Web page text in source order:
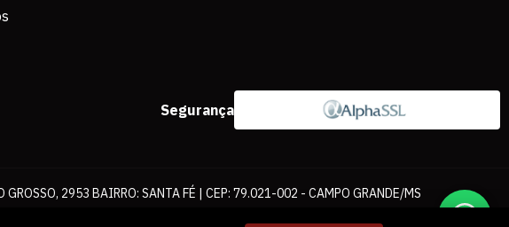
Segurança
2953 BAIRRO: SANTA FÉ | CEP: 79.021-002 - CAMPO GRANDE/MS